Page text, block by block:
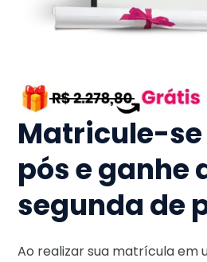
Matricule-
pós e ganhe
segunda de
Ao realizar sua matrícula em